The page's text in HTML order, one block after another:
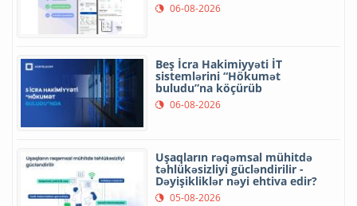
06-08-2026
Beş İcra Hakimiyyəti İT
sistemlərini “Hökumət
buludu”na köçürüb
06-08-2026
Uşaqların rəqəmsal mühitdə
təhlükəsizliyi gücləndirilir -
Dəyişikliklər nəyi ehtiva edir?
05-08-2026